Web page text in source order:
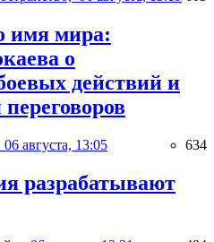
имя мира:
о
действий и
06 августа, 13:05 634
разрабатывают